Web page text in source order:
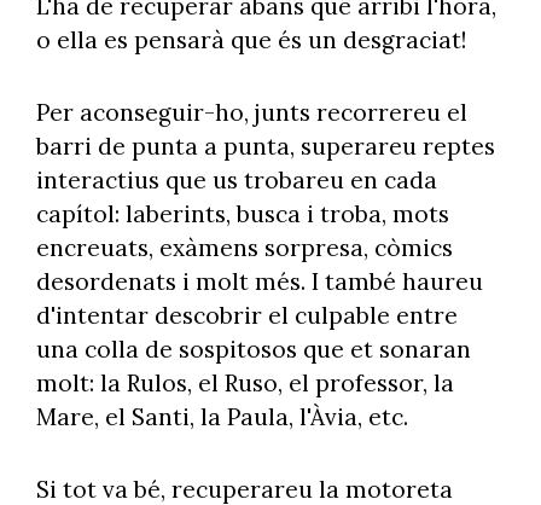
o ella es pensarà que és un desgraciat!
Per aconseguir-ho, junts recorrereu el
barri de punta a punta, superareu reptes
interactius que us trobareu en cada
capítol: laberints, busca i troba, mots
encreuats, exàmens sorpresa, còmics
desordenats i molt més. I també haureu
d'intentar descobrir el culpable entre
una colla de sospitosos que et sonaran
molt: la Rulos, el Ruso, el professor, la
Mare, el Santi, la Paula, l'Àvia, etc.
Si tot va bé, recuperareu la motoreta